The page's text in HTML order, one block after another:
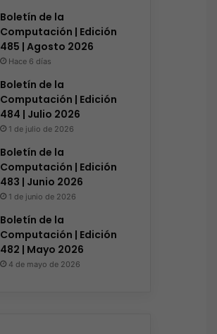
Boletín de la
Computación | Edición
485 | Agosto 2026
Hace 6 días
Boletín de la
Computación | Edición
484 | Julio 2026
1 de julio de 2026
Boletín de la
Computación | Edición
483 | Junio 2026
1 de junio de 2026
Boletín de la
Computación | Edición
482 | Mayo 2026
4 de mayo de 2026